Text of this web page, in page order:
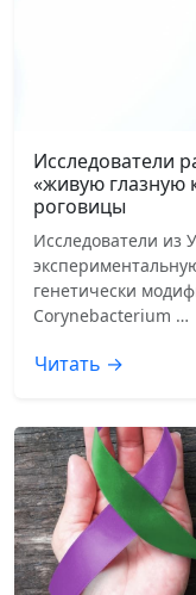
Исследователи
«живую глазную
роговицы
Исследователи из
генетически
Corynebacterium …
Читать →